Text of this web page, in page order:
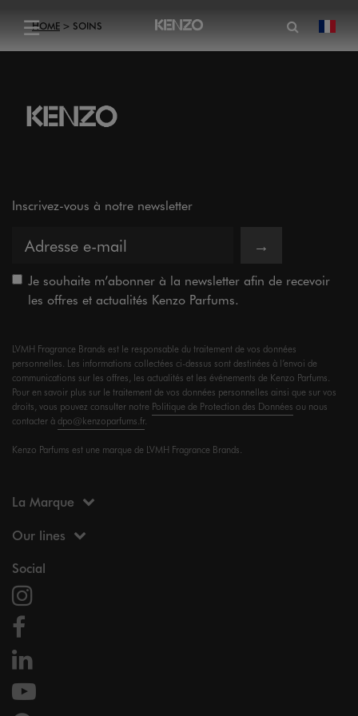
☰
Ouvrir
HOME SOINS
Inscrivez-vous à notre newsletter
→
Je souhaite m’abonner à la newsletter afin de recevoir
les offres et actualités Kenzo Parfums.
LVMH Fragrance Brands est le responsable du traitement de vos données
personnelles. Les informations collectées ci-dessus sont destinées à l’envoi de
communications sur les offres, les actualités et les événements de Kenzo Parfums.
Pour en savoir plus sur le traitement de vos données personnelles ainsi que sur vos
droits, vous pouvez consulter notre Politique de Protection des Données ou nous
contacter àdpo@kenzoparfums.fr.
Kenzo Parfums est une marque de LVMH Fragrance Brands.
La Marque
Our lines
Social